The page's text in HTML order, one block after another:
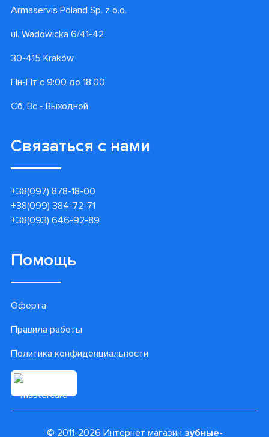
Armaservis Poland Sp. z o.o.
ul. Wadowicka 6/41-42
30-415 Kraków
Пн-Пт с 9:00 до 18:00
Сб, Вс - Выходной
Связаться с нами
+38(097) 878-18-00
+38(099) 384-72-71
+38(093) 646-92-89
Помощь
Оферта
Правила работы
Политика конфиденциальности
© 2011-2026 Интернет магазин зубные-